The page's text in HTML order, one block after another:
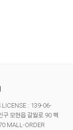
LICENSE : 139-06-
모현읍 갈월로 90 팩
MALL-ORDER